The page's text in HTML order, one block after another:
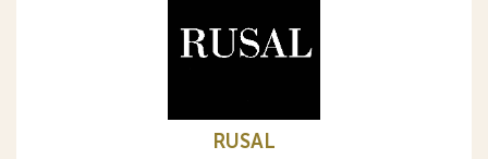
RUSAL